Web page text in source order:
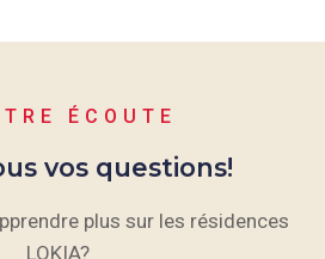
ÉCOUTE
vos questions!
plus sur les résidences
LOKIA?